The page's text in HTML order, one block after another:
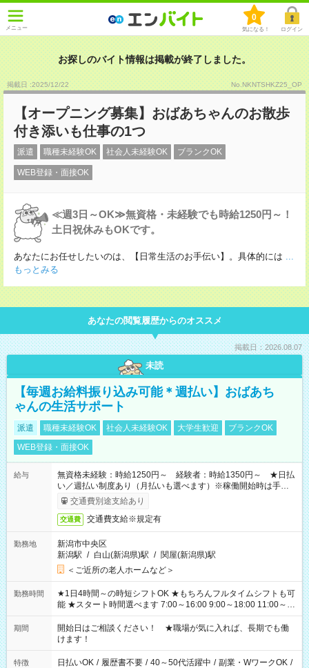
メニュー
0
気になる！ ログイン
お探しのバイト情報は掲載が終了しました。
掲載日 :2025/12/22 No.NKNTSHKZ25_OP
【オープニング募集】おばあちゃんのお散歩
付き添いも仕事の1つ
派遣 職種未経験OK 社会人未経験OK ブランクOK
WEB登録・面接OK
≪週3日～OK≫無資格・未経験でも時給1250円～！
土日祝休みもOKです。
あなたにお任せしたいのは、【日常生活のお手伝い】。具体的には ...
もっとみる
あなたの閲覧履歴からのオススメ
掲載日：2026.08.07
未読
【毎週お給料振り込み可能＊週払い】おばあち
ゃんの生活サポート
派遣 職種未経験OK 社会人未経験OK 大学生歓迎
ブランクOK
WEB登録・面接OK
給与
無資格未経験：時給1250円～ 経験者：時給1350円～ ★日払
い／週払い制度あり（月払いも選べます）※稼働開始時は手続き
完了次第のお支払いとなります。
交通費別途支給あり
交通費 交通費支給※規定有
勤務地
新潟市中央区
新潟駅 / 白山(新潟県)駅 / 関屋(新潟県)駅
＜ご近所の老人ホームなど＞
勤務時間
★1日4時間～の時短シフトOK ★もちろんフルタイムシフトも可
能 ★スタート時間選べます 7:00～16:00 9:00～18:00 11:00～
20:00 など 残業なし！ ※Wワークの場合、他のお仕事と合わせ
週40時間超の就業はご案内できません ※法令に基づき、週20時
間以上勤務は社会保険への加入対象となります ※労働者派遣法
（日雇い派遣の原則禁止）により、短時間・短期間の就業はご
案内が難しい場合があります
期間
開始日はご相談ください！ ★職場が気に入れば、長期でも働
けます！
特徴 日払いOK / 履歴書不要 / 40～50代活躍中 / 副業・WワークOK /